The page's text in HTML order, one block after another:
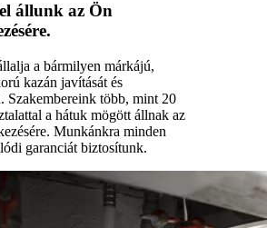
állunk az Ön
a bármilyen márkájú,
kazán javítását és
Szakembereink több, mint 20
a hátuk mögött állnak az
Munkánkra minden
garanciát biztosítunk.